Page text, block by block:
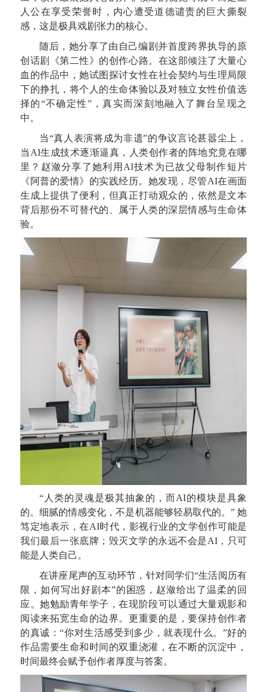
人公在享受荣誉时，内心遭受道德谴责的巨大撕裂
感，这是极具戏剧张力的核心。
随后，她分享了由自己编剧并首度跨界执导的原
创话剧《第二性》的创作心路。在这部倾注了大量心
血的作品中，她试图探讨女性在社会契约与生理局限
下的挣扎，将个人的生命体验以及对独立女性价值选
择的“不确定性”，真实而深刻地融入了舞台呈现之
中。
当“真人表演将成为非遗”的争议言论甚嚣尘上，
当AI生成技术逐渐逼真，人类创作者的阵地究竟在哪
里？赵潋分享了她利用AI技术为已故父母制作短片
《阿普的爱情》的实践经历。她发现，尽管AI在画面
生成上提供了便利，但真正打动观众的，依然是文本
背后那份不可替代的、属于人类的深层情感与生命体
验。
“人类的灵魂是极其抽象的，而AI的模块是具象
的。细腻的情感变化，不是机器能够轻易取代的。” 她
笃定地表示，在AI时代，影视行业的文学创作可能是
我们最后一张底牌；毁灭文学的永远不会是AI，只可
能是人类自己。
在讲座尾声的互动环节，针对同学们“生活阅历有
限，如何写出好剧本”的困惑，赵潋给出了温柔的回
应。她勉励青年学子，在现阶段可以通过大量观影和
阅读来拓宽生命的边界。更重要的是，要保持创作者
的真诚：“你对生活感受到多少，就表现什么。”好的
作品需要生命和时间的双重浇灌，在不断的沉淀中，
时间最终会赋予创作者厚度与答案。